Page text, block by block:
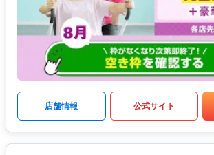
店舗情報 公式サイト